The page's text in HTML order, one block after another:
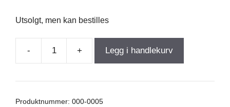
Utsolgt, men kan bestilles
-
Coil
+ Legg i handlekurv
Produktnummer: 000-0005